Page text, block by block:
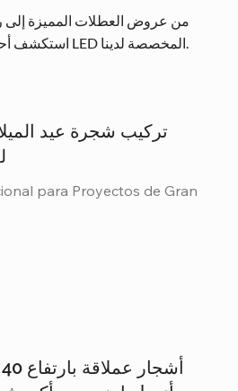
من عروض العطلات المميزة إلى
استكشف أحدث حلول الإضاءة بتقنية LED المخصصة لدينا.
para Proyectos de Gran
completos de instalación
en espacios interiores y